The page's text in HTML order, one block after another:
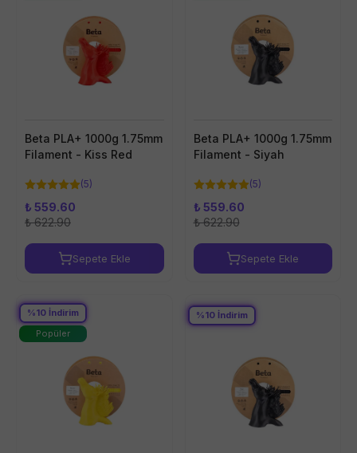
Beta PLA+ 1000g 1.75mm
Filament - Kiss Red
(5)
₺ 559.60
₺ 622.90
Sepete Ekle
Beta PLA+ 1000g 1.75mm
Filament - Siyah
(5)
₺ 559.60
₺ 622.90
Sepete Ekle
%10 İndirim
Popüler
%10İndirim